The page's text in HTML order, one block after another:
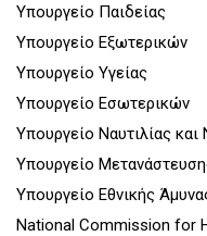
Υπουργείο Παιδείας
Υπουργείο Εξωτερικών
Υπουργείο Υγείας
Υπουργείο Εσωτερικών
Υπουργείο Ναυτιλίας
Υπουργείο
Υπουργείο Εθνικής
National Commission for